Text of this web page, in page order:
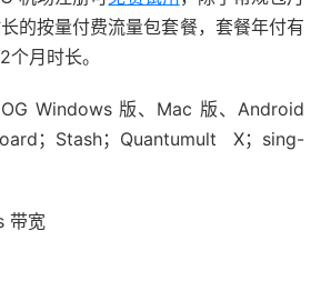
的按量付费流量包套餐，套餐年付有
月时长。
Windows 版、Mac 版、Android
；Stash；Quantumult X；sing-
带宽